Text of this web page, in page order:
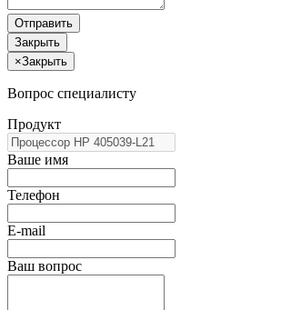
Отправить
Закрыть
×Закрыть
Вопрос специалисту
Продукт
Ваше имя
Телефон
E-mail
Ваш вопрос